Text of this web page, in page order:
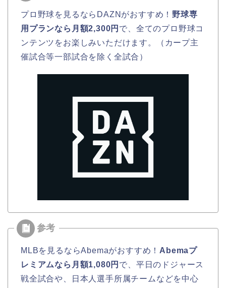
プロ野球を見るならDAZNがおすすめ！ 野球専
用プランなら月額2,300円 で、全てのプロ野球コ
ンテンツをお楽しみいただけます。（カープ主
催試合等一部試合を除く全試合）
MLBを見るならAbemaがおすすめ！ Abemaプ
レミアムなら月額1,080円 で、平日のドジャース
戦全試合や、日本人選手所属チームなどを中心